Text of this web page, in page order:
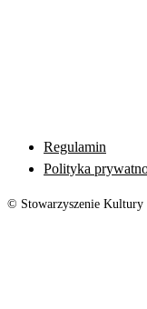
Regulamin
Polityka
© Stowarzyszenie Kultury